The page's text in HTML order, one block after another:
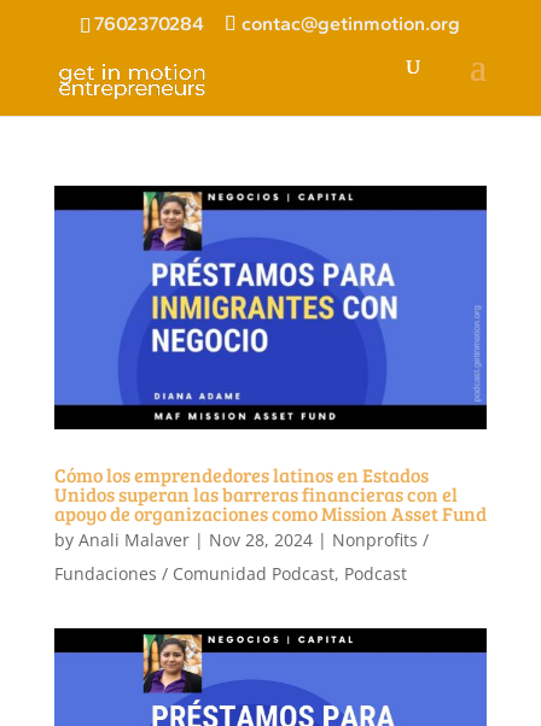
7602370284 contac@getinmotion.org
Cómo los emprendedores latinos en Estados
Unidos superan las barreras financieras con el
apoyo de organizaciones como Mission Asset Fund
by Anali Malaver| Nov 28, 2024| Nonprofits /
Fundaciones / Comunidad Podcast, Podcast